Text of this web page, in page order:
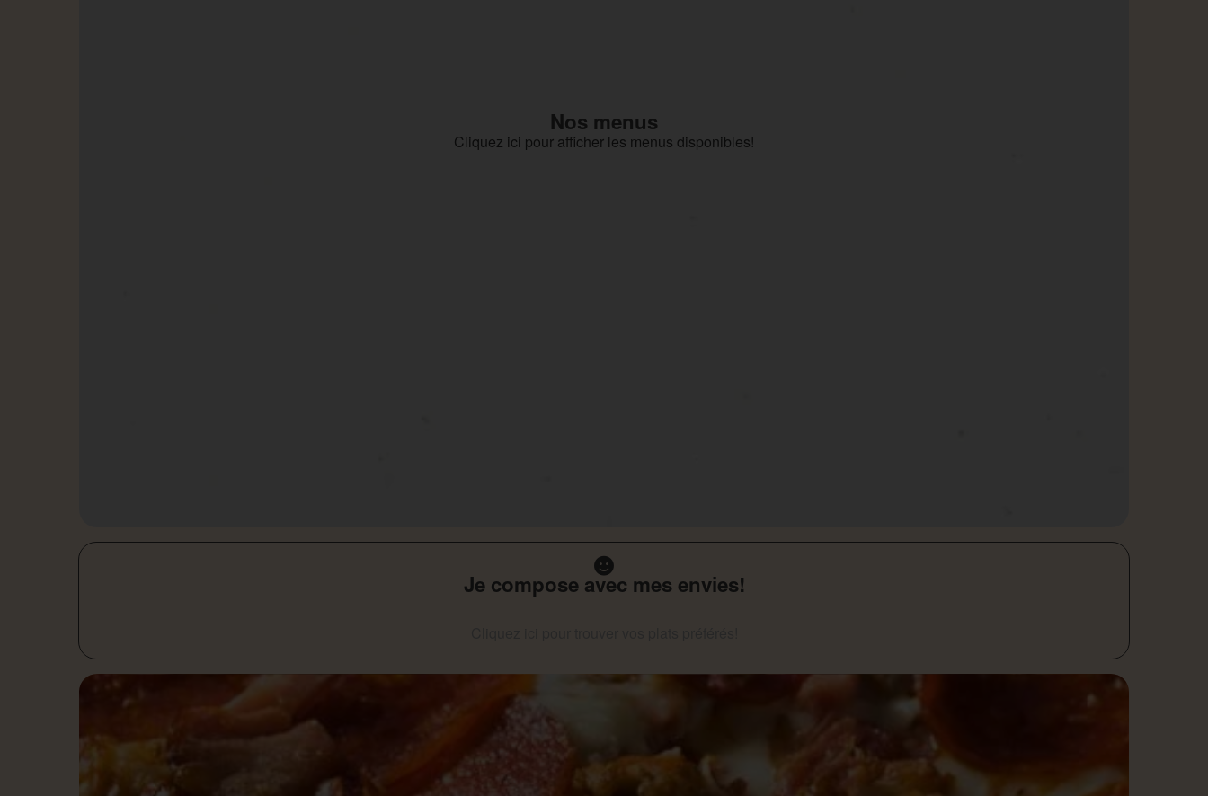
Nos menus
Cliquez ici pour afficher les menus disponibles!
Je compose avec mes envies!